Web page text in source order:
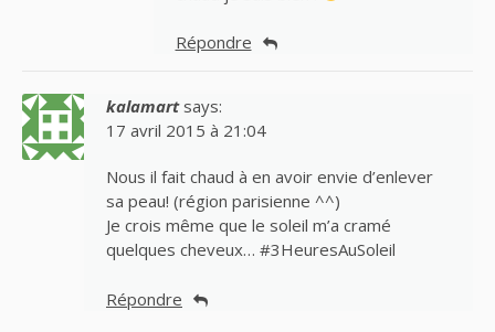
Répondre
kalamart says:
17 avril 2015 à 21:04
Nous il fait chaud à en avoir envie d’enlever
sa peau! (région parisienne ^^)
Je crois même que le soleil m’a cramé
quelques cheveux… #3HeuresAuSoleil
Répondre